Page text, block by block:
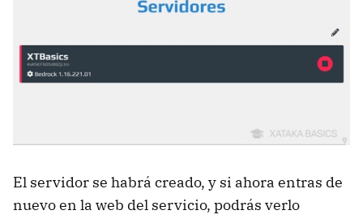
El servidor se habrá creado, y si ahora entras de
nuevo en la web del servicio, podrás verlo